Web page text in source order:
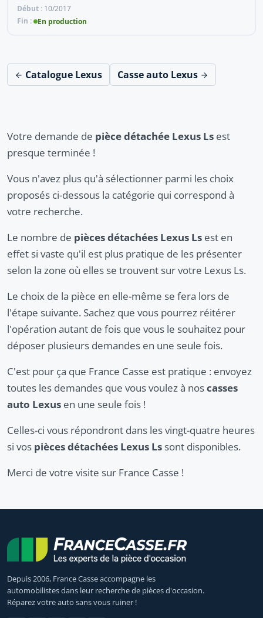
10/2017
En production
Catalogue Lexus Casse auto Lexus
Votre demande de pièce détachée Lexus Ls est
presque terminée !
Vous n'avez plus qu'à sélectionner parmi les choix
proposés ci-dessous la catégorie qui correspond à
votre recherche.
Le nombre de pièces détachées Lexus Ls est en
effet si vaste qu'il est plus pratique de les présenter
selon la zone où elles se trouvent sur votre Lexus Ls.
Le choix de la pièce en elle-même se fera lors de
l'étape suivante. Sachez que vous pourrez réitérer
l'opération autant de fois que vous le souhaitez pour
déposer plusieurs demandes en une seule fois.
C'est pour ça que France Casse est pratique : envoyez
toutes les demandes que vous voulez à noscasses
auto Lexus en une seule fois !
Celles-ci vous répondront dans les vingt-quatre heures
si vos pièces détachées Lexus Ls sont disponibles.
Merci de votre visite sur France Casse !
Depuis 2006, France Casse accompagne les
automobilistes dans leur recherche de pièces d'occasion.
Réparez votre auto sans vous ruiner !